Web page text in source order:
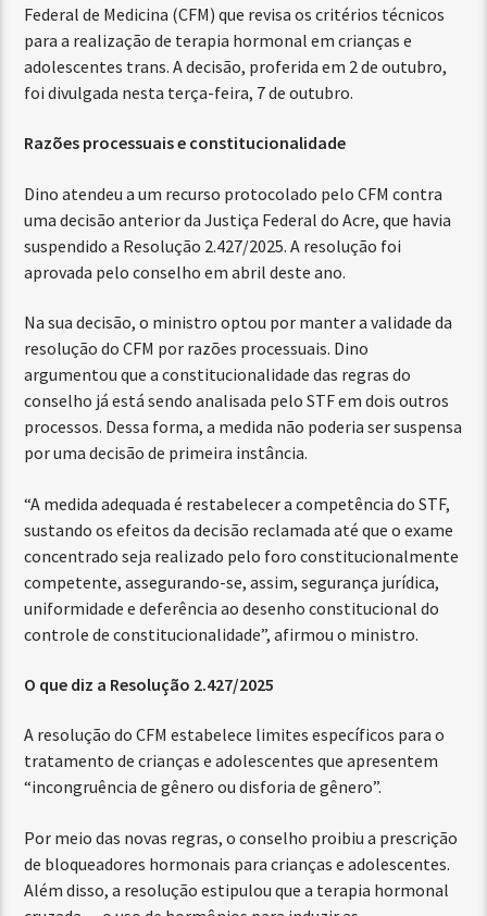
Federal de Medicina (CFM) que revisa os critérios técnicos
para a realização de terapia hormonal em crianças e
adolescentes trans. A decisão, proferida em 2 de outubro,
foi divulgada nesta terça-feira, 7 de outubro.
Razões processuais e constitucionalidade
Dino atendeu a um recurso protocolado pelo CFM contra
uma decisão anterior da Justiça Federal do Acre, que havia
suspendido a Resolução 2.427/2025. A resolução foi
aprovada pelo conselho em abril deste ano.
Na sua decisão, o ministro optou por manter a validade da
resolução do CFM por razões processuais. Dino
argumentou que a constitucionalidade das regras do
conselho já está sendo analisada pelo STF em dois outros
processos. Dessa forma, a medida não poderia ser suspensa
por uma decisão de primeira instância.
“A medida adequada é restabelecer a competência do STF,
sustando os efeitos da decisão reclamada até que o exame
concentrado seja realizado pelo foro constitucionalmente
competente, assegurando-se, assim, segurança jurídica,
uniformidade e deferência ao desenho constitucional do
controle de constitucionalidade”, afirmou o ministro.
O que diz a Resolução 2.427/2025
A resolução do CFM estabelece limites específicos para o
tratamento de crianças e adolescentes que apresentem
“incongruência de gênero ou disforia de gênero”.
Por meio das novas regras, o conselho proibiu a prescrição
de bloqueadores hormonais para crianças e adolescentes.
Além disso, a resolução estipulou que a terapia hormonal